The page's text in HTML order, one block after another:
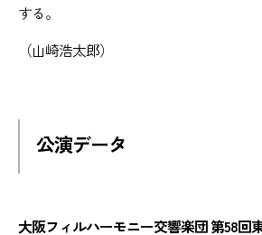
する。
（山崎浩太郎）
公演データ
大阪フィルハーモニー交響楽団 第58回